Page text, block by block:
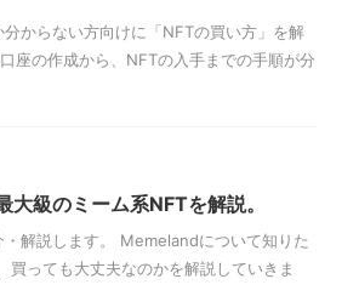
からない方向けに「NFTの買い方」を解
座の作成から、NFTの入手までの手順が分
級のミーム系NFTを解説。
解説します。 Memelandについて知りた
っても大丈夫なのかを解説していきま